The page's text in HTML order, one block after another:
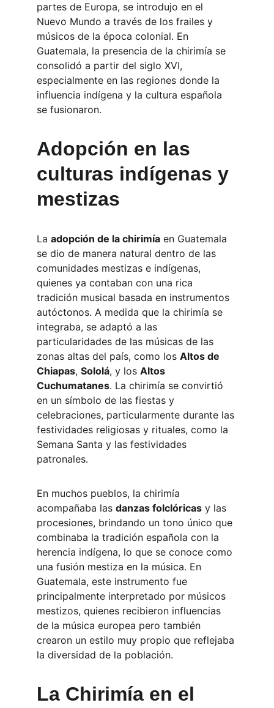
partes de Europa, se introdujo en el
Nuevo Mundo a través de los frailes y
músicos de la época colonial. En
Guatemala, la presencia de la chirimía se
consolidó a partir del siglo XVI,
especialmente en las regiones donde la
influencia indígena y la cultura española
se fusionaron.
Adopción en las
culturas indígenas y
mestizas
La adopción de la chirimía en Guatemala
se dio de manera natural dentro de las
comunidades mestizas e indígenas,
quienes ya contaban con una rica
tradición musical basada en instrumentos
autóctonos. A medida que la chirimía se
integraba, se adaptó a las
particularidades de las músicas de las
zonas altas del país, como los Altos de
Chiapas, Sololá, y los Altos
Cuchumatanes. La chirimía se convirtió
en un símbolo de las fiestas y
celebraciones, particularmente durante las
festividades religiosas y rituales, como la
Semana Santa y las festividades
patronales.
En muchos pueblos, la chirimía
acompañaba las danzas folclóricas y las
procesiones, brindando un tono único que
combinaba la tradición española con la
herencia indígena, lo que se conoce como
una fusión mestiza en la música. En
Guatemala, este instrumento fue
principalmente interpretado por músicos
mestizos, quienes recibieron influencias
de la música europea pero también
crearon un estilo muy propio que reflejaba
la diversidad de la población.
La Chirimía en el